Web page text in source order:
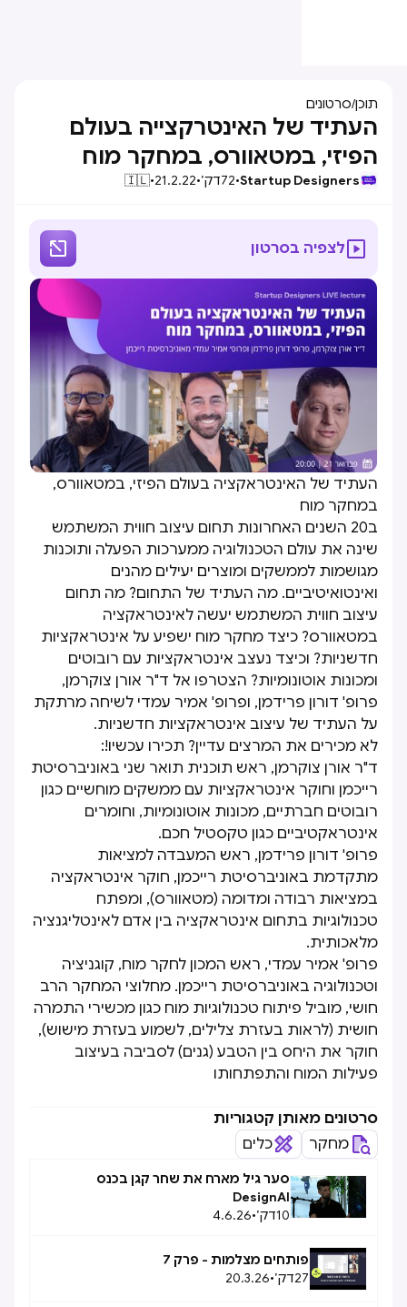
תוכן/סרטונים
העתיד של האינטרקצייה בעולם
הפיזי, במטאוורס, במחקר מוח
Startup Designers
•
72דק׳•
21.2.22
•
🇮🇱
לצפיה בסרטון 
העתיד של האינטראקציה בעולם הפיזי, במטאוורס,
במחקר מוח
ב20 השנים האחרונות תחום עיצוב חווית המשתמש
שינה את עולם הטכנולוגיה ממערכות הפעלה ותוכנות
מגושמות לממשקים ומוצרים יעילים מהנים
ואינטואיטיביים. מה העתיד של התחום? מה תחום
עיצוב חווית המשתמש יעשה לאינטראקציה
במטאוורס? כיצד מחקר מוח ישפיע על אינטראקציות
חדשניות? וכיצד נעצב אינטראקציות עם רובוטים
ומכונות אוטונומיות? הצטרפו אל ד"ר אורן צוקרמן,
פרופ' דורון פרידמן, ופרופ' אמיר עמדי לשיחה מרתקת
על העתיד של עיצוב אינטראקציות חדשניות.
לא מכירים את המרצים עדיין? תכירו עכשיו!:
ד"ר אורן צוקרמן, ראש תוכנית תואר שני באוניברסיטת
רייכמן וחוקר אינטראקציות עם ממשקים מוחשיים כגון
רובוטים חברתיים, מכונות אוטונומיות, וחומרים
אינטראקטיביים כגון טקסטיל חכם.
פרופ' דורון פרידמן, ראש המעבדה למציאות
מתקדמת באוניברסיטת רייכמן, חוקר אינטראקציה
במציאות רבודה ומדומה (מטאוורס), ומפתח
טכנולוגיות בתחום אינטראקציה בין אדם לאינטליגנציה
מלאכותית.
פרופ' אמיר עמדי, ראש המכון לחקר מוח, קוגניציה
וטכנולוגיה באוניברסיטת רייכמן. מחלוצי המחקר הרב
חושי, מוביל פיתוח טכנולוגיות מוח כגון מכשירי התמרה
חושית (לראות בעזרת צלילים, לשמוע בעזרת מישוש),
חוקר את היחס בין הטבע (גנים) לסביבה בעיצוב
פעילות המוח והתפתחותו
סרטונים מאותן קטגוריות
מחקר
כלים
סער גיל מארח את שחר קגן בכנס
DesignAI
10דק׳•
4.6.26
פותחים מצלמות - פרק 7
27דק׳•
20.3.26